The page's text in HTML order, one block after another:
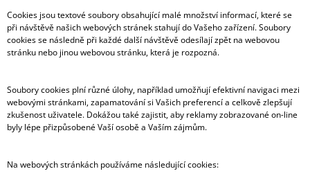
Cookies jsou textové soubory obsahující malé množství informací, které se
při návštěvě našich webových stránek stahují do Vašeho zařízení. Soubory
cookies se následně při každé další návštěvě odesílají zpět na webovou
stránku nebo jinou webovou stránku, která je rozpozná.
Soubory cookies plní různé úlohy, například umožňují efektivní navigaci mezi
webovými stránkami, zapamatování si Vašich preferencí a celkově zlepšují
zkušenost uživatele. Dokážou také zajistit, aby reklamy zobrazované on-line
byly lépe přizpůsobené Vaší osobě a Vaším zájmům.
Na webových stránkách používáme následující cookies: